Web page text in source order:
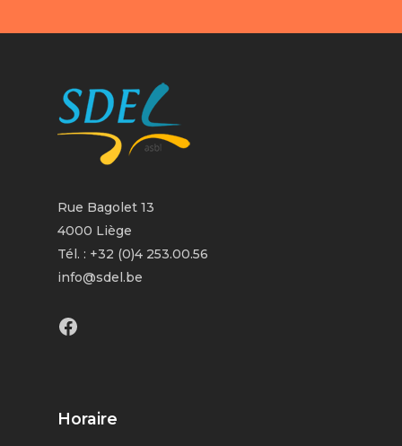
Rue Bagolet 13
4000 Liège
Tél. : +32 (0)4 253.00.56
info@sdel.be
Facebook
Horaire